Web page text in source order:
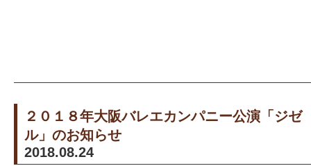
２０１８年大阪バレエカンパニー公演「ジゼ
ル」のお知らせ
2018.08.24